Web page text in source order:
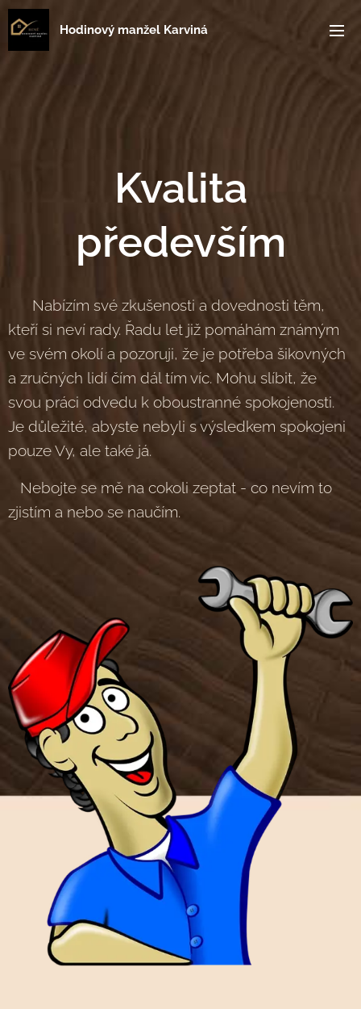
Hodinový manžel Karviná
Kvalita
především
Nabízím své zkušenosti a dovednosti těm,
kteří si neví rady. Řadu let již pomáhám známým
ve svém okolí a pozoruji, že je potřeba šikovných
a zručných lidí čím dál tím víc. Mohu slíbit, že
svou práci odvedu k oboustranné spokojenosti.
Je důležité, abyste nebyli s výsledkem spokojeni
pouze Vy, ale také já.
Nebojte se mě na cokoli zeptat - co nevím to
zjistím a nebo se naučím.